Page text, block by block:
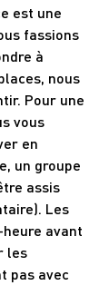
est une
fassions
à
nous
Pour une
vous
en
un groupe
assis
Les
avant
les
pas avec